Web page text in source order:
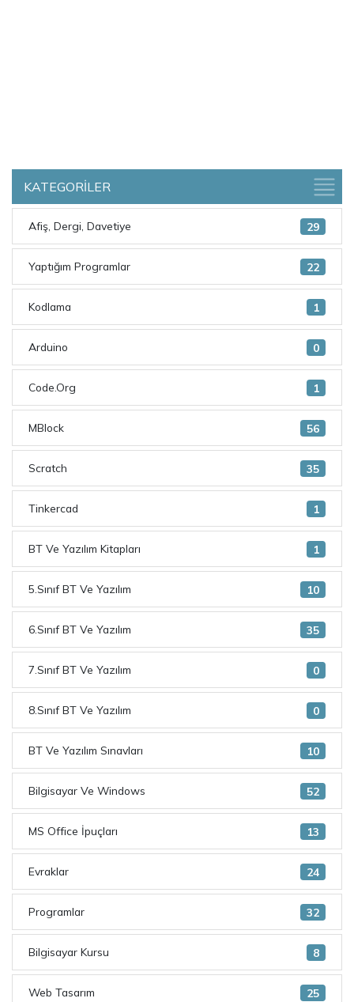
KATEGORİLER
29
Afiş, Dergi, Davetiye
22
Yaptığım Programlar
1
Kodlama
0
Arduino
1
Code.Org
56
MBlock
35
Scratch
1
Tinkercad
1
BT Ve Yazılım Kitapları
10
5.Sınıf BT Ve Yazılım
35
6.Sınıf BT Ve Yazılım
0
7.Sınıf BT Ve Yazılım
0
8.Sınıf BT Ve Yazılım
10
BT Ve Yazılım Sınavları
52
Bilgisayar Ve Windows
13
MS Office İpuçları
24
Evraklar
32
Programlar
8
Bilgisayar Kursu
25
Web Tasarım